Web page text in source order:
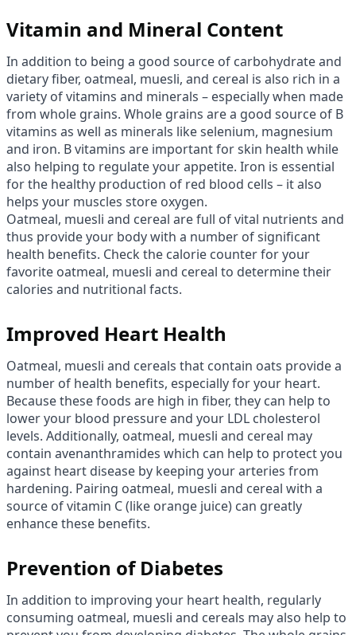
Vitamin and Mineral Content
In addition to being a good source of carbohydrate and
dietary fiber, oatmeal, muesli, and cereal is also rich in a
variety of vitamins and minerals – especially when made
from whole grains. Whole grains are a good source of B
vitamins as well as minerals like selenium, magnesium
and iron. B vitamins are important for skin health while
also helping to regulate your appetite. Iron is essential
for the healthy production of red blood cells – it also
helps your muscles store oxygen.
Oatmeal, muesli and cereal are full of vital nutrients and
thus provide your body with a number of significant
health benefits. Check the calorie counter for your
favorite oatmeal, muesli and cereal to determine their
calories and nutritional facts.
Improved Heart Health
Oatmeal, muesli and cereals that contain oats provide a
number of health benefits, especially for your heart.
Because these foods are high in fiber, they can help to
lower your blood pressure and your LDL cholesterol
levels. Additionally, oatmeal, muesli and cereal may
contain avenanthramides which can help to protect you
against heart disease by keeping your arteries from
hardening. Pairing oatmeal, muesli and cereal with a
source of vitamin C (like orange juice) can greatly
enhance these benefits.
Prevention of Diabetes
In addition to improving your heart health, regularly
consuming oatmeal, muesli and cereals may also help to